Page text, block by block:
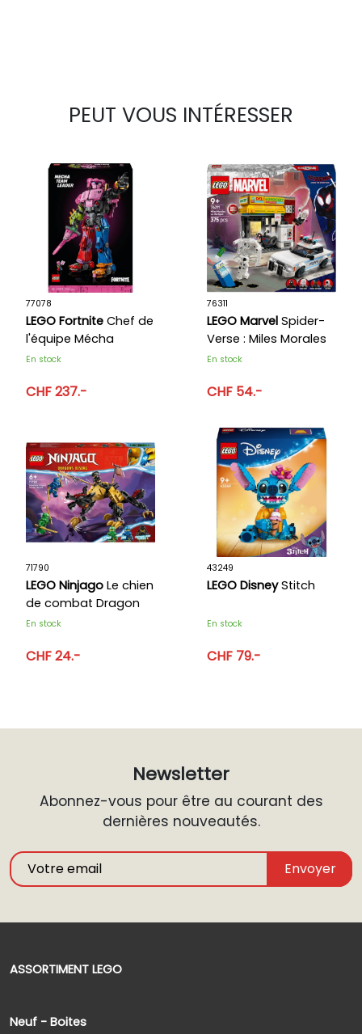
PEUT VOUS INTÉRESSER
77078
LEGO Fortnite Chef de
l'équipe Mécha
En stock
CHF 237.-
76311
LEGO Marvel Spider-
Verse : Miles Morales
contre La Tache
En stock
CHF 54.-
71790
LEGO Ninjago Le chien
de combat Dragon
Imperium
En stock
CHF 24.-
43249
LEGO DisneyStitch
En stock
CHF 79.-
Newsletter
Abonnez-vous pour être au courant des
dernières nouveautés.
Envoyer
ASSORTIMENT LEGO
Neuf - Boites